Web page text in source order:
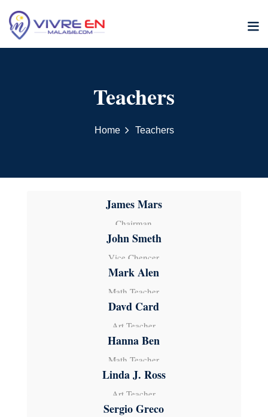
content
Teachers
Home Teachers
James Mars
Chairman
John Smeth
Vice Chencer
Mark Alen
Math Teacher
Davd Card
Art Teacher
Hanna Ben
Math Teacher
Linda J. Ross
Art Teacher
Sergio Greco